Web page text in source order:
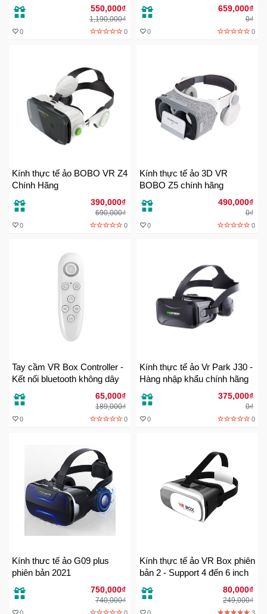
Sức
Cụ
Massage
Thể
Thao
Đồ
chơi
công
nghệ
Mẹ
Và
550,000₫
1,190,000₫
0 0
- Tai nghe kết nối Bluetooth
659,000₫
0₫
0 0
Kính thực tế ảo BOBO VR Z4
Chính Hãng
390,000₫
690,000₫
0 0
Kính thực tế ảo 3D VR
BOBO Z5 chính hãng
490,000₫
0₫
0 0
Tay cầm VR Box Controller -
Kết nối bluetooth không dây
65,000₫
189,000₫
0 0
Kính thực tế ảo Vr Park J30 -
Hàng nhập khẩu chính hãng
375,000₫
0₫
0 0
Kính thưc tế ảo G09 plus
phiên bản 2021
750,000₫
740,000₫
Kính thực tế ảo VR Box phiên
bản 2 - Support 4 đến 6 inch
80,000₫
249,000₫